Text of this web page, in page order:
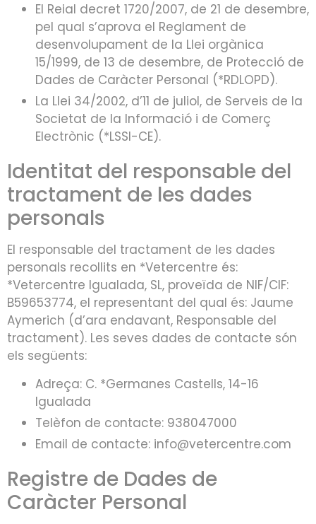
El Reial decret 1720/2007, de 21 de desembre,
pel qual s’aprova el Reglament de
desenvolupament de la Llei orgànica
15/1999, de 13 de desembre, de Protecció de
Dades de Caràcter Personal (*RDLOPD).
La Llei 34/2002, d’11 de juliol, de Serveis de la
Societat de la Informació i de Comerç
Electrònic (*LSSI-CE).
Identitat del responsable del
tractament de les dades
personals
El responsable del tractament de les dades
personals recollits en *Vetercentre és:
*Vetercentre Igualada, SL, proveïda de NIF/CIF:
B59653774, el representant del qual és: Jaume
Aymerich (d’ara endavant, Responsable del
tractament). Les seves dades de contacte són
els següents:
Adreça: C. *Germanes Castells, 14-16
Igualada
Telèfon de contacte: 938047000
Email de contacte: info@vetercentre.com
Registre de Dades de
Caràcter Personal